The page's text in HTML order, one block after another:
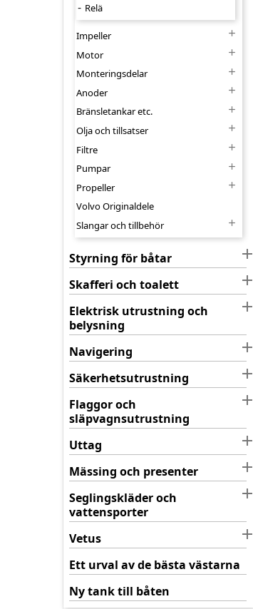
Relä
Impeller 
Motor 
Monteringsdelar 
Anoder 
Bränsletankar etc. 
Olja och tillsatser 
Filtre 
Pumpar 
Propeller 
Volvo Originaldele
Slangar och tillbehör

Styrning för båtar 
Skafferi och toalett 
Elektrisk utrustning och
belysning

Navigering 
Säkerhetsutrustning 
Flaggor och
släpvagnsutrustning

Uttag 
Mässing och presenter 
Seglingskläder och
vattensporter

Vetus 
Ett urval av de bästa västarna
Ny tank till båten